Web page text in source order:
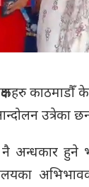
उत्रेका
नै अन्धकार